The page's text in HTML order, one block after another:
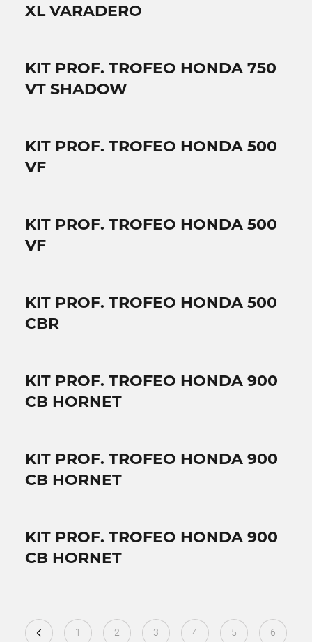
XL VARADERO
KIT PROF. TROFEO HONDA 750
VT SHADOW
KIT PROF. TROFEO HONDA 500
VF
KIT PROF. TROFEO HONDA 500
VF
KIT PROF. TROFEO HONDA 500
CBR
KIT PROF. TROFEO HONDA 900
CB HORNET
KIT PROF. TROFEO HONDA 900
CB HORNET
KIT PROF. TROFEO HONDA 900
CB HORNET
1 2 3 4 5 6